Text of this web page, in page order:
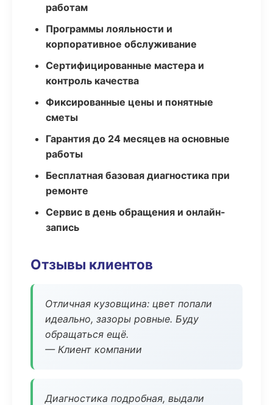
работам
Программы лояльности и
корпоративное обслуживание
Сертифицированные мастера и
контроль качества
Фиксированные цены и понятные
сметы
Гарантия до 24 месяцев на основные
работы
Бесплатная базовая диагностика при
ремонте
Сервис в день обращения и онлайн-
запись
Отзывы клиентов
Отличная кузовщина: цвет попали
идеально, зазоры ровные. Буду
обращаться ещё.
— Клиент компании
Диагностика подробная, выдали